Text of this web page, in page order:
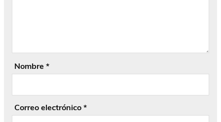
Nombre *
Correo electrónico *